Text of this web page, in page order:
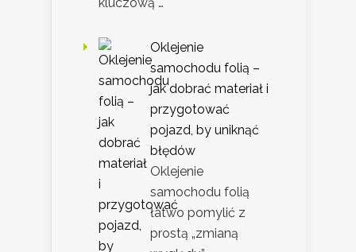
Oklejenie
samochodu folią –
jak dobrać materiał i
przygotować
pojazd, by uniknąć
błędów
Oklejenie
samochodu folią
łatwo pomylić z
prostą „zmianą